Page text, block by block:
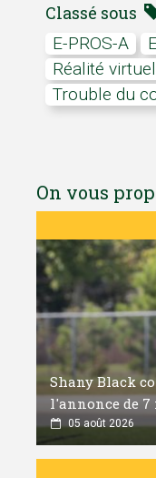
Classé sous
E-PROS-A
réalité
trouble du
On vous
Shany Black
l'annonce de 7
05 août 2026